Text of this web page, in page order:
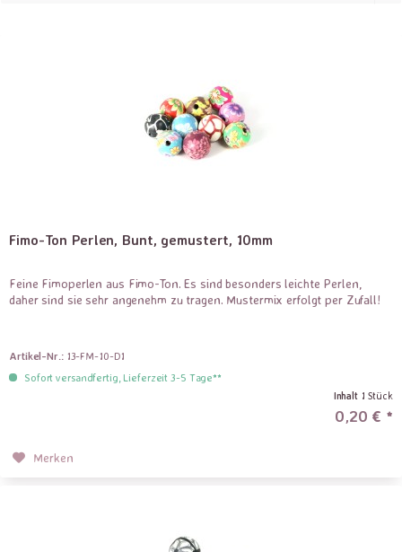
Fimo-Ton Perlen, Bunt, gemustert, 10mm
Feine Fimoperlen aus Fimo-Ton. Es sind besonders leichte Perlen,
daher sind sie sehr angenehm zu tragen. Mustermix erfolgt per Zufall!
Artikel-Nr.: 13-FM-10-D1
Sofort versandfertig, Lieferzeit 3-5 Tage**
Inhalt 1 Stück
0,20 € *
Merken